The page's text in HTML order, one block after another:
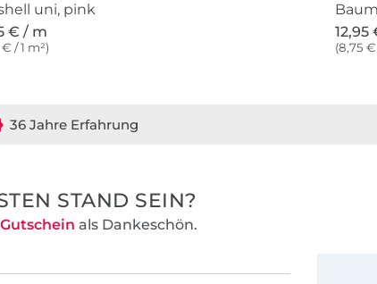
uni, pink
€ / m
€ / 1 m²)
12,95
(8,75 €
36 Jahre Erfahrung
STAND SEIN?
Gutschein als Dankeschön.